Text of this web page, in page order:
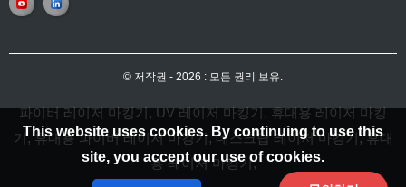
© 저작권 - 2026 : 모든 권리 보유.
파이버 레이저 마킹기,UV 레이저 마킹기,휴대용 레이저 마킹
기,휴대용 파이버 레이저 마킹기,데스크탑 레이저 마킹기 ,휴대
용 레이저 마킹기,
This website uses cookies. By continuing to use this
site, you accept our use of cookies.